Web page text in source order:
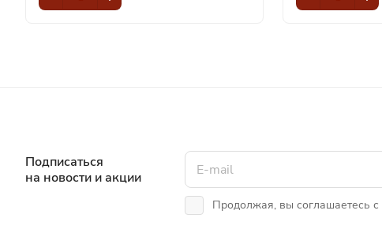
Подписаться
на новости и акции
Продолжая, вы соглашаетесь с